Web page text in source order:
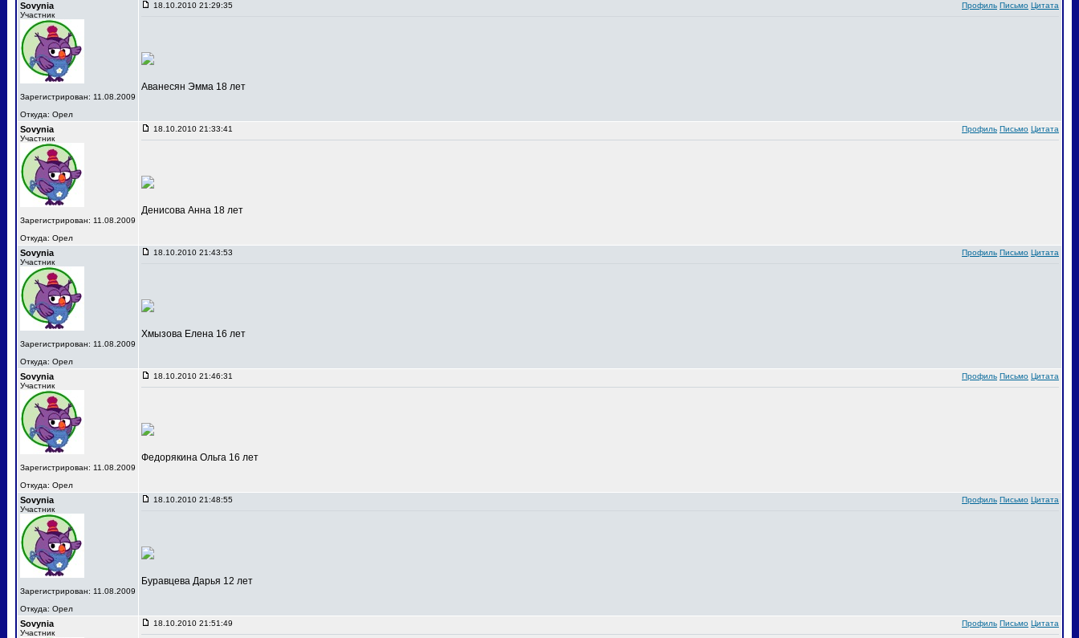
Sovynia
Участник
Зарегистрирован: 11.08.2009
Откуда: Орел
18.10.2010 21:29:35 Профиль Письмо Цитата
Аванесян Эмма 18 лет
Sovynia
Участник
Зарегистрирован: 11.08.2009
Откуда: Орел
18.10.2010 21:33:41 Профиль Письмо Цитата
Денисова Анна 18 лет
Sovynia
Участник
Зарегистрирован: 11.08.2009
Откуда: Орел
18.10.2010 21:43:53 Профиль Письмо Цитата
Хмызова Елена 16 лет
Sovynia
Участник
Зарегистрирован: 11.08.2009
Откуда: Орел
18.10.2010 21:46:31 Профиль Письмо Цитата
Федорякина Ольга 16 лет
Sovynia
Участник
Зарегистрирован: 11.08.2009
Откуда: Орел
18.10.2010 21:48:55 Профиль Письмо Цитата
Буравцева Дарья 12 лет
Sovynia
Участник
18.10.2010 21:51:49 Профиль Письмо Цитата